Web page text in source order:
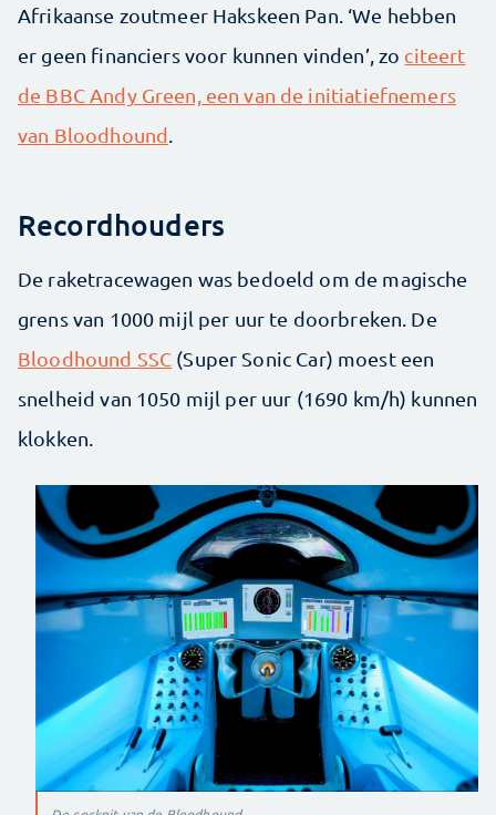
Afrikaanse zoutmeer Hakskeen Pan. ‘We hebben
er geen financiers voor kunnen vinden’, zo citeert
de BBC Andy Green, een van de initiatiefnemers
van Bloodhound
Recordhouders
De raketracewagen was bedoeld om de magische
grens van 1000 mijl per uur te doorbreken. De
Bloodhound SSC (Super Sonic Car) moest een
snelheid van 1050 mijl per uur (1690 km/h) kunnen
klokken.